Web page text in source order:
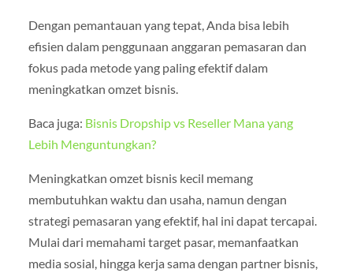
Dengan pemantauan yang tepat, Anda bisa lebih
efisien dalam penggunaan anggaran pemasaran dan
fokus pada metode yang paling efektif dalam
meningkatkan omzet bisnis.
Baca juga: Bisnis Dropship vs Reseller Mana yang
Lebih Menguntungkan?
Meningkatkan omzet bisnis kecil memang
membutuhkan waktu dan usaha, namun dengan
strategi pemasaran yang efektif, hal ini dapat tercapai.
Mulai dari memahami target pasar, memanfaatkan
media sosial, hingga kerja sama dengan partner bisnis,